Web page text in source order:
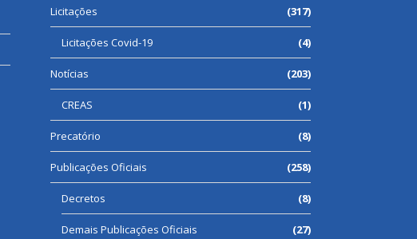
Licitações (317)
Licitações Covid-19 (4)
Notícias (203)
CREAS (1)
Precatório (8)
Publicações Oficiais (258)
Decretos (8)
Demais Publicações Oficiais (27)